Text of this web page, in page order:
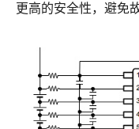
更高的安全性，避免